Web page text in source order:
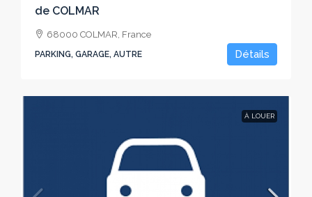
de COLMAR
68000 COLMAR, France
PARKING, GARAGE, AUTRE Détails
À LOUER